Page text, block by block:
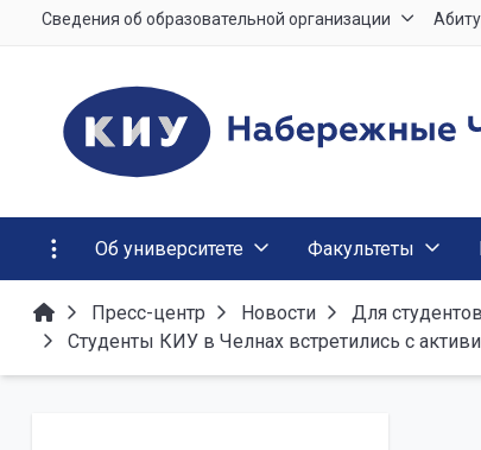
Сведения об образовательной организации
Об университете Факультеты
Пресс-центр Новости
Для студентов
Студенты КИУ в Челнах встретились с